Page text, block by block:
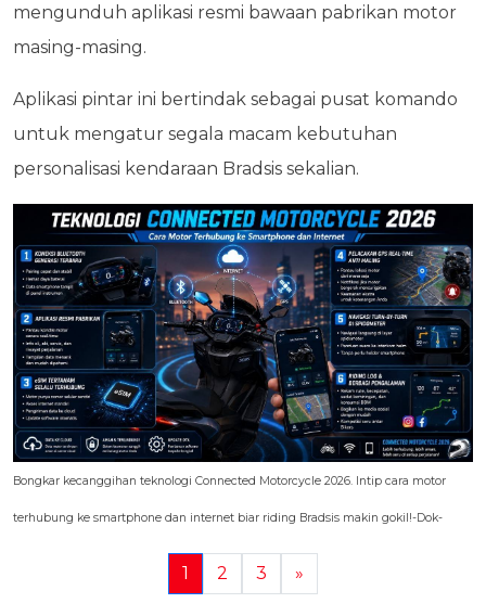
mengunduh aplikasi resmi bawaan pabrikan motor
masing-masing.
Aplikasi pintar ini bertindak sebagai pusat komando
untuk mengatur segala macam kebutuhan
personalisasi kendaraan Bradsis sekalian.
Bongkar kecanggihan teknologi Connected Motorcycle 2026. Intip cara motor
terhubung ke smartphone dan internet biar riding Bradsis makin gokil!-Dok-
1 2 3 »